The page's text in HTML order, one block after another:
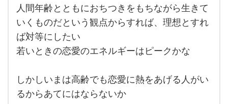
き、
だん
だん
年齢
とと
人間年齢とともにおちつきをもちながら生きて
いくものだという観点からすれば、理想とすれ
ば対等にしたい
若いときの恋愛のエネルギーはピークかな
しかしいまは高齢でも恋愛に熱をあげる人がい
るからあてにはならないか